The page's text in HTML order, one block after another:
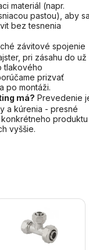
materiál (napr.
pastou), aby sa
bez tesnenia
závitové spojenie
pri zásahu do už
tlakového
prizvať
po montáži.
má? Prevedenie
a kúrenia - presné
produktu
vyššie.